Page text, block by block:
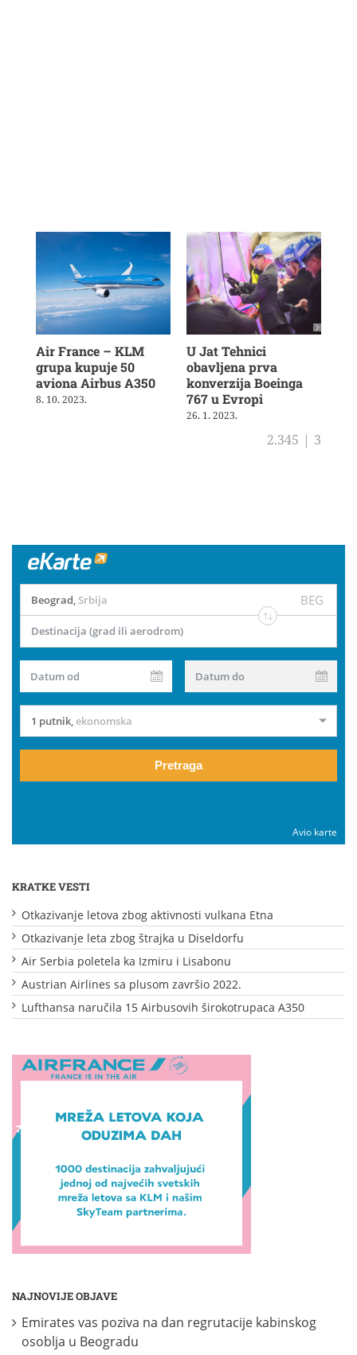
Air France – KLM
grupa kupuje 50
aviona Airbus A350
8. 10. 2023.
U Jat Tehnici
obavljena prva
konverzija Boeinga
767 u Evropi
26. 1. 2023.
2.345 | 3
Beograd Srbija BEG
Destinacija (grad ili aerodrom)
Datum od Datum do
1 putnik ekonomska
Pretraga
Avio karte
KRATKE VESTI
Otkazivanje letova zbog aktivnosti vulkana Etna
Otkazivanje leta zbog štrajka u Diseldorfu
Air Serbia poletela ka Izmiru i Lisabonu
Austrian Airlines sa plusom završio 2022.
Lufthansa naručila 15 Airbusovih širokotrupaca A350
NAJNOVIJE OBJAVE
Emirates vas poziva na dan regrutacije kabinskog
osoblja u Beogradu